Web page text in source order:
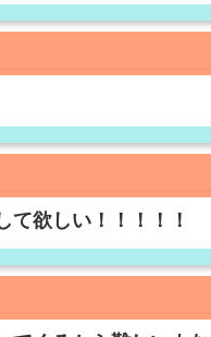
て欲しい！！！！！